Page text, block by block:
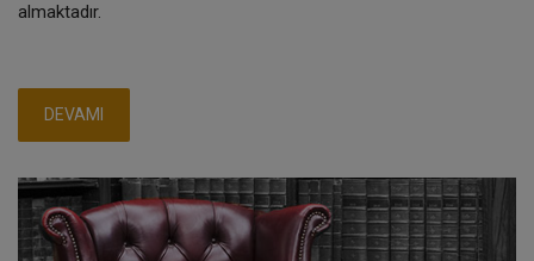
almaktadır.
DEVAMI